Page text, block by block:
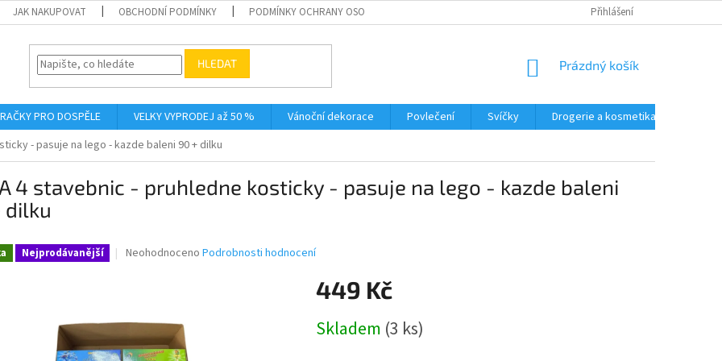
JAK NAKUPOVAT OBCHODNÍ PODMÍNKY PODMÍNKY OCHRANY OSOBNÍCH ÚDAJŮ Přihlášení
HLEDAT
NÁKUPNÍ
Prázdný košík
PRO DOSPĚLE VELKY VYPRODEJ až 50 % Vánoční dekorace Povlečení Svíčky Drogerie a kosmetika
- pasuje na lego - kazde baleni 90 + dilku
4 stavebnic - pruhledne kosticky - pasuje na lego - kazde baleni
dilku
Nejprodávanější
Průměrné
z
5
Neohodnoceno Podrobnosti hodnocení
449 Kč
cena:
Skladem (3 ks)